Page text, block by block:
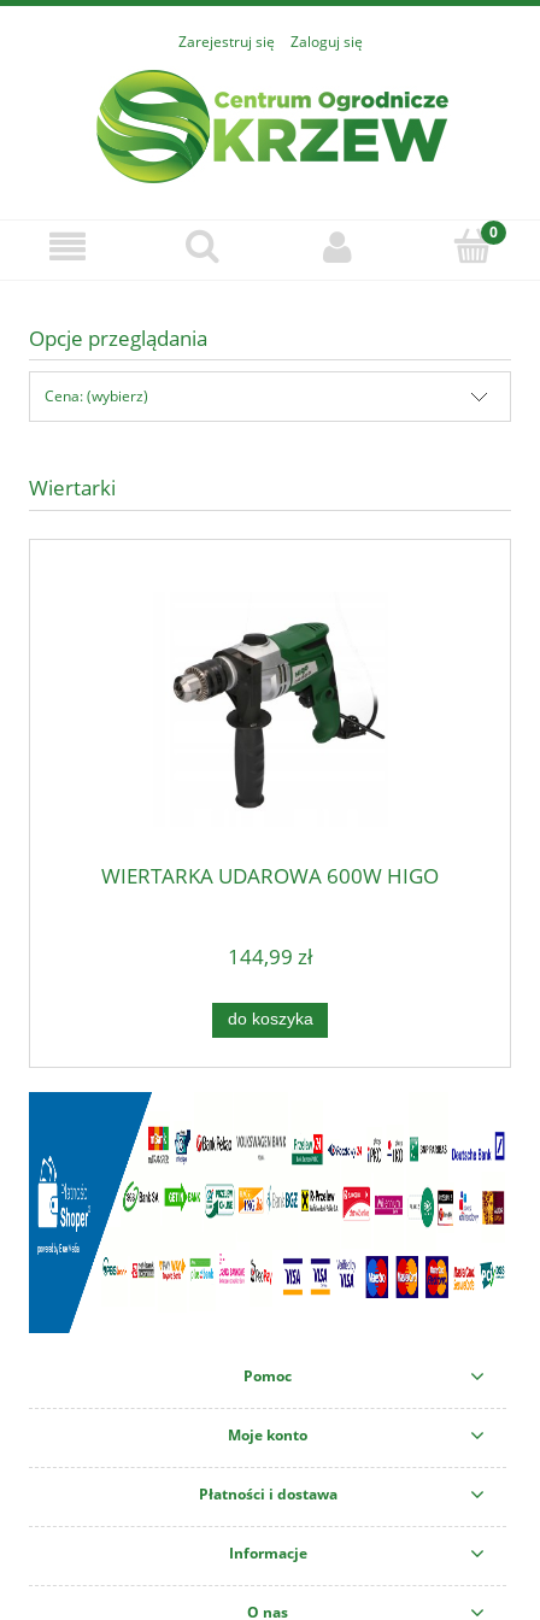
Zarejestruj się Zaloguj się
Opcje przeglądania
Cena: (wybierz)
Wiertarki
WIERTARKA UDAROWA 600W HIGO
144,99 zł
do koszyka
Pomoc
Moje konto
Płatności i dostawa
Informacje
O nas